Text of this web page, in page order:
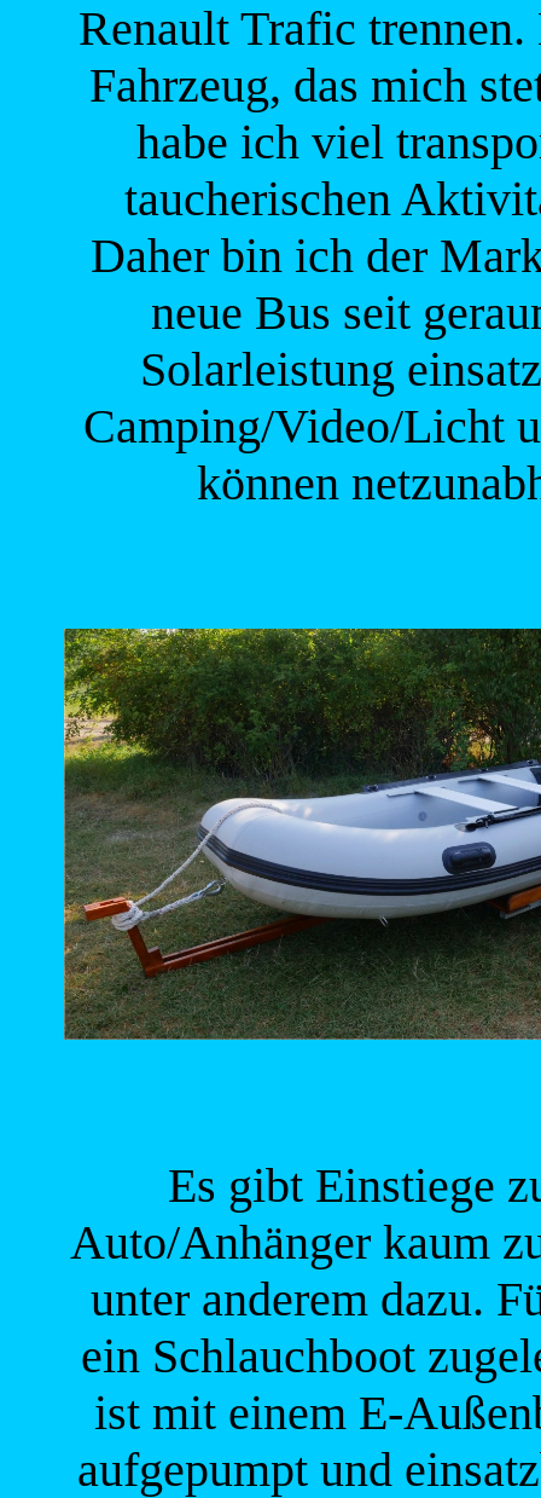
Renault Trafic
Fahrzeug, das mich
habe ich viel
taucherischen
Daher bin ich der
neue Bus seit
Solarleistung
Camping/Video/Licht
können
Es gibt Einstiege
Auto/Anhänger kaum
unter anderem dazu.
ein Schlauchboot
ist mit einem E-
aufgepumpt und